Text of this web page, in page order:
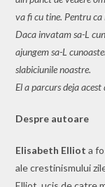
va fi cu tine. Pentru
Daca invatam sa-L
ajungem sa-L
slabiciunile noastre.
El a parcurs deja
Despre autoare
Elisabeth Elliot a
ale crestinismului